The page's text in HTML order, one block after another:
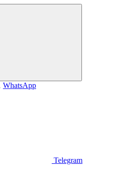
WhatsApp
Telegram